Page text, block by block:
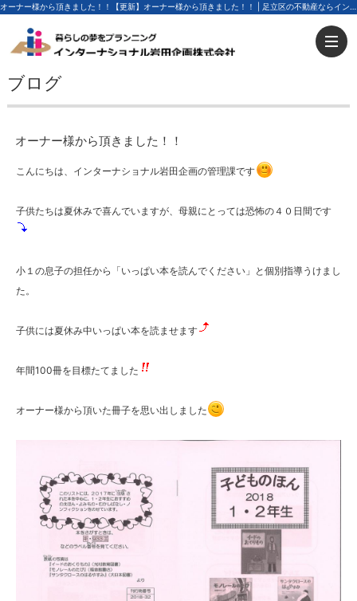
オーナー様から頂きました！！【更新】オーナー様から頂きました！！ | 足立区の不動産ならインターナショナル岩田企画
ブログ
オーナー様から頂きました！！
こんにちは、インターナショナル岩田企画の管理課です
子供たちは夏休みで喜んでいますが、母親にとっては恐怖の４０日間です
小１の息子の担任から「いっぱい本を読んでください」と個別指導うけまし
た。
子供には夏休み中いっぱい本を読ませます
年間100冊を目標たてました
オーナー様から頂いた冊子を思い出しました